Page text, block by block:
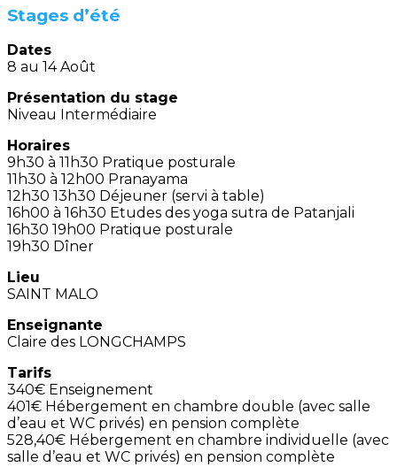
Stages d’été
Dates
8 au 14 Août
Présentation du stage
Niveau Intermédiaire
Horaires
9h30 à 11h30 Pratique posturale
11h30 à 12h00 Pranayama
12h30 13h30 Déjeuner (servi à table)
16h00 à 16h30 Etudes des yoga sutra de Patanjali
16h30 19h00 Pratique posturale
19h30 Dîner
Lieu
SAINT MALO
Enseignante
Claire des LONGCHAMPS
Tarifs
340€ Enseignement
401€ Hébergement en chambre double (avec salle
d’eau et WC privés) en pension complète
528,40€ Hébergement en chambre individuelle (avec
salle d’eau et WC privés) en pension complète